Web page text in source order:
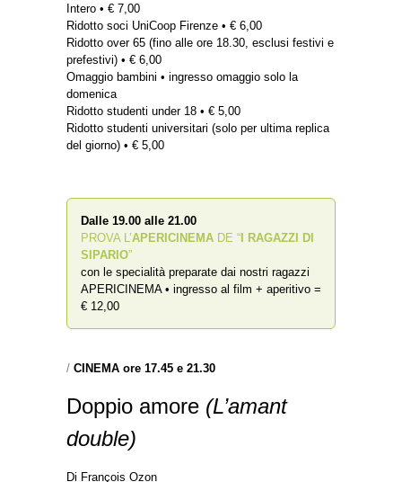
Intero • € 7,00
Ridotto soci UniCoop Firenze • € 6,00
Ridotto over 65 (fino alle ore 18.30, esclusi festivi e
prefestivi) • € 6,00
Omaggio bambini • ingresso omaggio solo la
domenica
Ridotto studenti under 18 • € 5,00
Ridotto studenti universitari (solo per ultima replica
del giorno) • € 5,00
Dalle 19.00 alle 21.00
PROVA L’APERICINEMA DE “ I RAGAZZI DI
SIPARIO”
con le specialità preparate dai nostri ragazzi
APERICINEMA • ingresso al film + aperitivo =
€ 12,00
/ CINEMA ore 17.45 e 21.30
Doppio amore (L’amant
double)
Di François Ozon